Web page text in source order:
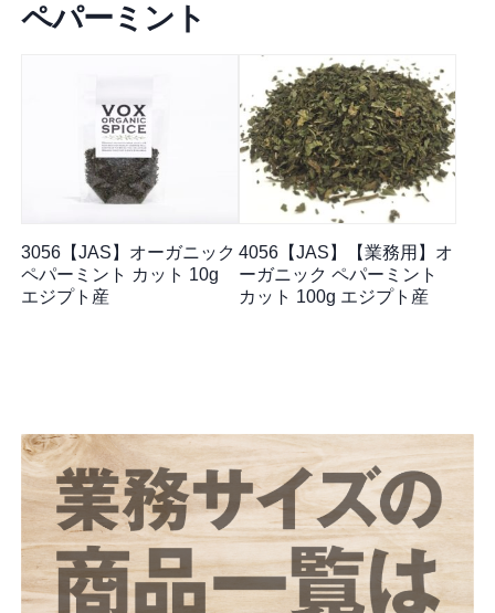
ペパーミント
3056【JAS】オーガニック
ペパーミント カット 10g
エジプト産
4056【JAS】【業務用】オ
ーガニック ペパーミント
カット 100g エジプト産